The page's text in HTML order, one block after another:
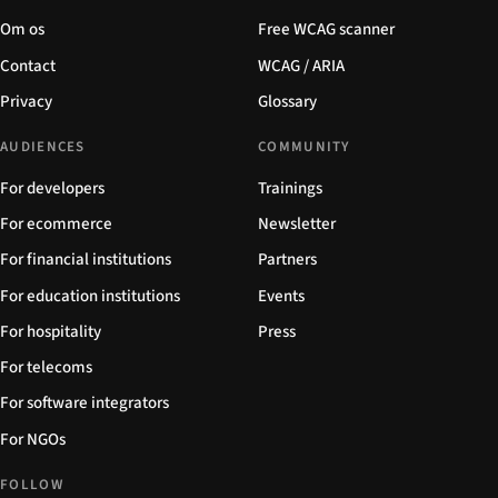
Om os
Contact
Privacy
Free WCAG scanner
WCAG / ARIA
Glossary
AUDIENCES
For developers
For ecommerce
For financial institutions
For education institutions
For hospitality
For telecoms
For software integrators
For NGOs
COMMUNITY
Trainings
Newsletter
Partners
Events
Press
FOLLOW